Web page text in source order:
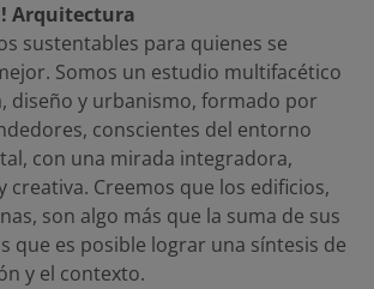
Arquitectura
sustentables para quienes se
Somos un estudio multifacético
diseño y urbanismo, formado por
conscientes del entorno
con una mirada integradora,
creativa. Creemos que los edificios,
son algo más que la suma de sus
que es posible lograr una síntesis de
y el contexto.